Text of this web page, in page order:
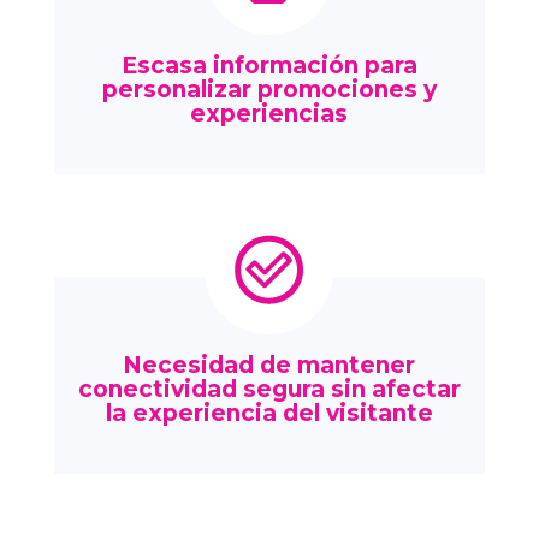
Escasa información para
personalizar promociones y
experiencias
Necesidad de mantener
conectividad segura sin afectar
la experiencia del visitante